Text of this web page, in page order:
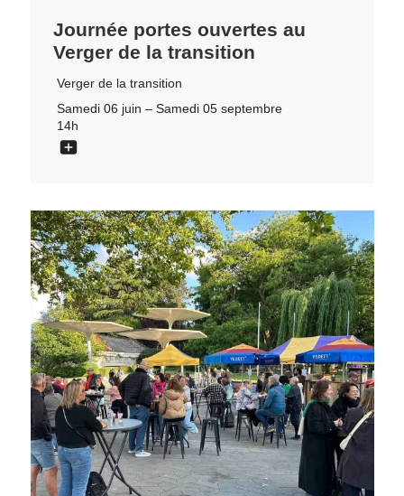
Journée portes ouvertes au
Verger de la transition
Verger de la transition
Samedi 06 juin – Samedi 05 septembre
14h